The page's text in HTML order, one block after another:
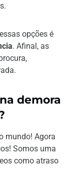
opções é
. Afinal, as
demora
mundo! Agora
Somos uma
como atraso